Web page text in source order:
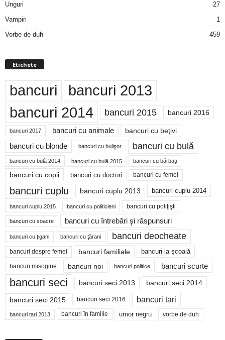
Unguri
27
Vampiri
1
Vorbe de duh
459
Etichete
bancuri bancuri 2013
bancuri 2014 bancuri 2015 bancuri 2016
bancuri 2017 bancuri cu animale bancuri cu beţivi
bancuri cu blonde bancuri cu bulişor bancuri cu bulă
bancuri cu bulă 2014 bancuri cu bulă 2015 bancuri cu bărbaţi
bancuri cu copii bancuri cu doctori bancuri cu femei
bancuri cuplu bancuri cuplu 2013 bancuri cuplu 2014
bancuri cuplu 2015 bancuri cu politicieni bancuri cu poliţişti
bancuri cu soacre bancuri cu întrebări şi răspunsuri
bancuri cu ţigani bancuri cu ţărani bancuri deocheate
bancuri despre femei bancuri familiale bancuri la şcoală
bancuri misogine bancuri noi bancuri politice bancuri scurte
bancuri seci bancuri seci 2013 bancuri seci 2014
bancuri seci 2015 bancuri seci 2016 bancuri tari
bancuri tari 2013 bancuri în familie umor negru vorbe de duh